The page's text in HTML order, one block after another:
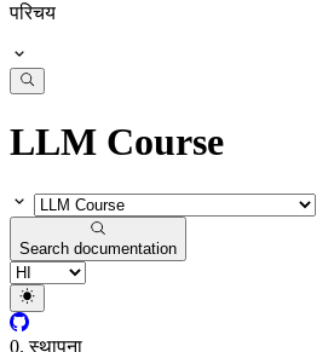
परिचय
LLM Course
Search documentation
0. स्थापना